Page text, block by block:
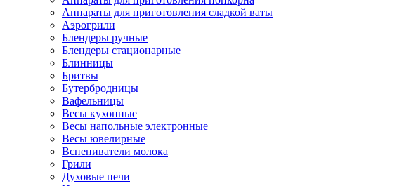
Аппараты для приготовления сладкой ваты
Аэрогрили
Блендеры ручные
Блендеры стационарные
Блинницы
Бритвы
Бутербродницы
Вафельницы
Весы кухонные
Весы напольные электронные
Весы ювелирные
Вспениватели молока
Грили
Духовые печи